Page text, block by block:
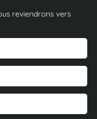
reviendrons vers